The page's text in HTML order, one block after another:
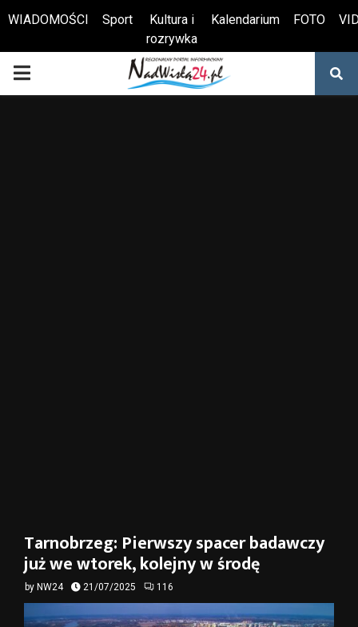
Otwórz pasek narzędzi
WIADOMOŚCI Sport
Kultura i
rozrywka
Kalendarium FOTO
PRIMARY
Tarnobrzeg: Pierwszy spacer badawczy
już we wtorek, kolejny w środę
by NW24 21/07/2025 116